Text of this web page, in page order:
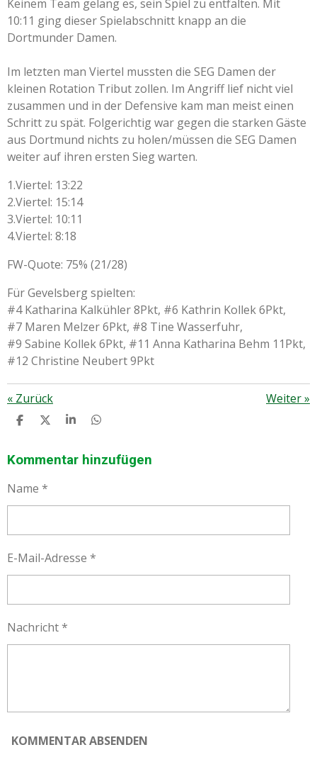
Keinem Team gelang es, sein Spiel zu entfalten. Mit
10:11 ging dieser Spielabschnitt knapp an die
Dortmunder Damen.
Im letzten man Viertel mussten die SEG Damen der
kleinen Rotation Tribut zollen. Im Angriff lief nicht viel
zusammen und in der Defensive kam man meist einen
Schritt zu spät. Folgerichtig war gegen die starken Gäste
aus Dortmund nichts zu holen/müssen die SEG Damen
weiter auf ihren ersten Sieg warten.
1.Viertel: 13:22
2.Viertel: 15:14
3.Viertel: 10:11
4.Viertel: 8:18
FW-Quote: 75% (21/28)
Für Gevelsberg spielten:
#4 Katharina Kalkühler 8Pkt, #6 Kathrin Kollek 6Pkt,
#7 Maren Melzer 6Pkt, #8 Tine Wasserfuhr,
#9 Sabine Kollek 6Pkt, #11 Anna Katharina Behm 11Pkt,
#12 Christine Neubert 9Pkt
« Zurück Weiter»
T
L
T
L
T
L
T
L
Kommentar hinzufügen
Name *
E-Mail-Adresse *
Nachricht *
KOMMENTAR ABSENDEN